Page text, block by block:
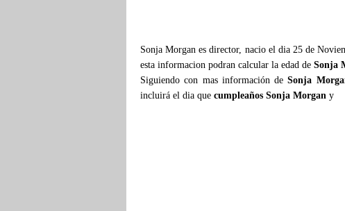
Sonja Morgan es director, nacio el dia 25 de
esta informacion podran calcular la edad de Sonja
Siguiendo con mas información deSonja
incluirá el dia que cumpleaños Sonja Morgan y